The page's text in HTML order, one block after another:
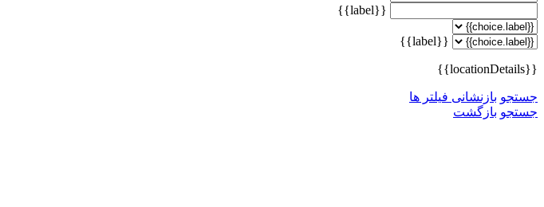
{{label}}
{{label}}
{{locationDetails}}
جستجو بازنشانی فیلتر ها
جستجو بازگشت